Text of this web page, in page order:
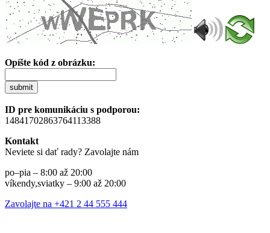
Opíšte kód z obrázku:
submit
ID pre komunikáciu s podporou:
14841702863764113388
Kontakt
Neviete si dať rady? Zavolajte nám
po–pia – 8:00 až 20:00
víkendy,sviatky – 9:00 až 20:00
Zavolajte na +421 2 44 555 444